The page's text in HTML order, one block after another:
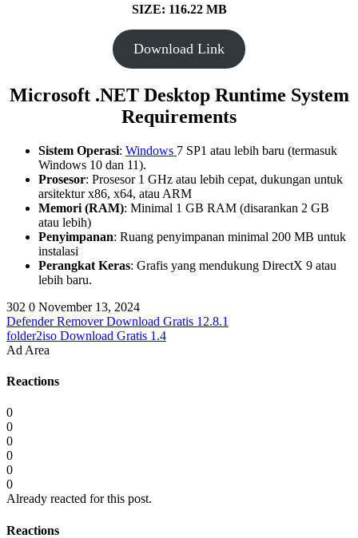
SIZE: 116.22 MB
Download Link
Microsoft .NET Desktop Runtime System
Requirements
Sistem Operasi: Windows 7 SP1 atau lebih baru (termasuk
Windows 10 dan 11).
Prosesor: Prosesor 1 GHz atau lebih cepat, dukungan untuk
arsitektur x86, x64, atau ARM
Memori (RAM): Minimal 1 GB RAM (disarankan 2 GB
atau lebih)
Penyimpanan: Ruang penyimpanan minimal 200 MB untuk
instalasi
Perangkat Keras: Grafis yang mendukung DirectX 9 atau
lebih baru.
302 0 November 13, 2024
Defender Remover Download Gratis 12.8.1
folder2iso Download Gratis 1.4
Ad Area
Reactions
0
0
0
0
0
0
Already reacted for this post.
Reactions